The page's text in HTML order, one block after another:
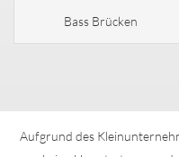
Bass Brücken
Aufgrund des